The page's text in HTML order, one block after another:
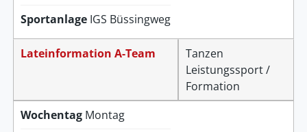
Sportanlage IGS Büssingweg
Lateinformation A-Team
Tanzen
Leistungssport /
Formation
Wochentag Montag